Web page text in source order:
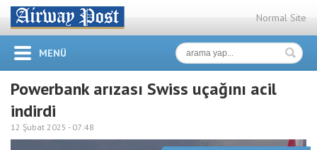
Normal Site
MENÜ
Powerbank arızası Swiss uçağını acil
indirdi
12 Şubat 2025 - 07:48